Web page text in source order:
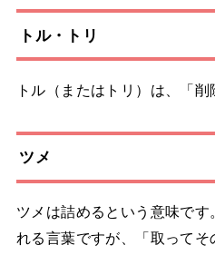
トル・トリ
トル（またはトリ）は、「削
ツメ
ツメは詰めるという意味で
れる言葉ですが、「取ってそ